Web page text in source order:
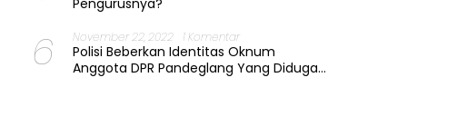
6 November 22, 2022 1 Komentar
Polisi Beberkan Identitas Oknum
Anggota DPR Pandeglang Yang Diduga